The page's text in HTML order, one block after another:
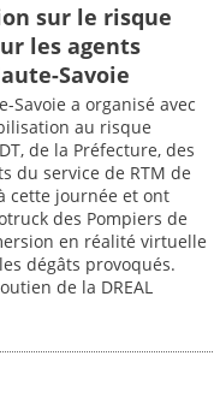
sur le risque
les agents
Savoie
Savoie a organisé avec
au risque
de la Préfecture, des
du service de RTM de
cette journée et ont
des Pompiers de
en réalité virtuelle
dégâts provoqués.
de la DREAL